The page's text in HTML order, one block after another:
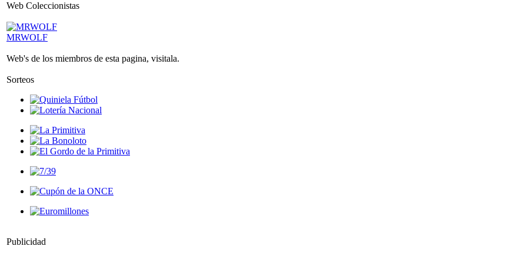
Web Coleccionistas
MRWOLF
Web's de los miembros de esta pagina, visitala.
Sorteos
Publicidad